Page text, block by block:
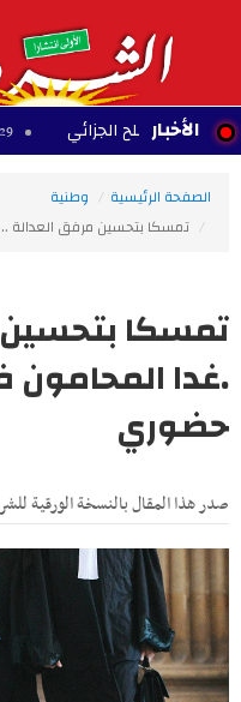
الأخبار
للصّلح الجزائي 23:29 - 2026/08/05
الصفحة الرئيسية
وطنية
تمسكا بتحسين مرفق العدالة
تمسكا
.غدا
حضوري
صدر هذا المقال بالنسخة الورقية للشروق -